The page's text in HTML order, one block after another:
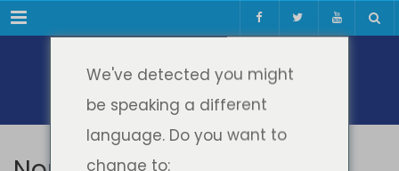
Meniul
We've detected you might
be speaking a different
language. Do you want to
change to: